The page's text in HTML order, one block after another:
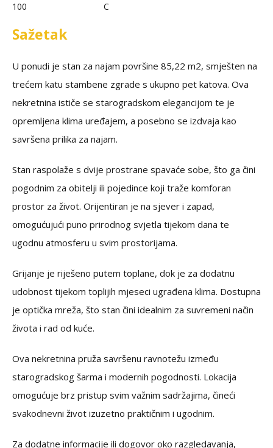
100 C
Sažetak
U ponudi je stan za najam površine 85,22 m2, smješten na
trećem katu stambene zgrade s ukupno pet katova. Ova
nekretnina ističe se starogradskom elegancijom te je
opremljena klima uređajem, a posebno se izdvaja kao
savršena prilika za najam.
Stan raspolaže s dvije prostrane spavaće sobe, što ga čini
pogodnim za obitelji ili pojedince koji traže komforan
prostor za život. Orijentiran je na sjever i zapad,
omogućujući puno prirodnog svjetla tijekom dana te
ugodnu atmosferu u svim prostorijama.
Grijanje je riješeno putem toplane, dok je za dodatnu
udobnost tijekom toplijih mjeseci ugrađena klima. Dostupna
je optička mreža, što stan čini idealnim za suvremeni način
života i rad od kuće.
Ova nekretnina pruža savršenu ravnotežu između
starogradskog šarma i modernih pogodnosti. Lokacija
omogućuje brz pristup svim važnim sadržajima, čineći
svakodnevni život izuzetno praktičnim i ugodnim.
Za dodatne informacije ili dogovor oko razgledavanja,